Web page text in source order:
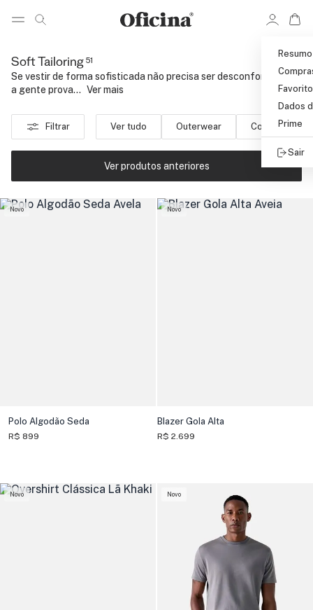
Ir para pagina de pesquisa
Resumo
Dados
Prime
Sair
Ir
Soft Tailoring 51
Se vestir de forma sofisticada não precisa ser desconfortável. E
a gente prova... Ver mais
Filtrar Ver tudo Outerwear Cotton Silk
Ver produtos anteriores
Novo
Polo Algodão Seda
R$ 899
Novo
Blazer Gola Alta
R$ 2.699
Novo Novo